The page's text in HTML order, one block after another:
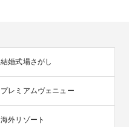
結婚式場さがし
プレミアムヴェニュー
海外リゾート